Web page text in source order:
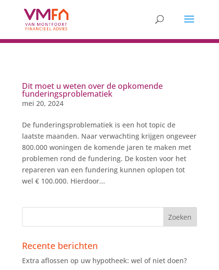
Dit moet u weten over de opkomende
funderingsproblematiek
mei 20, 2024
De funderingsproblematiek is een hot topic de
laatste maanden. Naar verwachting krijgen ongeveer
800.000 woningen de komende jaren te maken met
problemen rond de fundering. De kosten voor het
repareren van een fundering kunnen oplopen tot
wel € 100.000. Hierdoor...
Recente berichten
Extra aflossen op uw hypotheek: wel of niet doen?